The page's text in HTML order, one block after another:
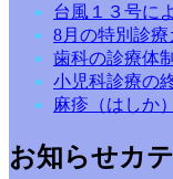
台風１３号に
8月の特別診
歯科の診療体
小児科診療の
麻疹（はしか
お知らせカ